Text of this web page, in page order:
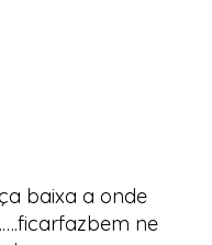
baixa a onde
ne